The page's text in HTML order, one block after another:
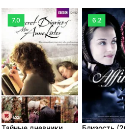
7.0 6.2